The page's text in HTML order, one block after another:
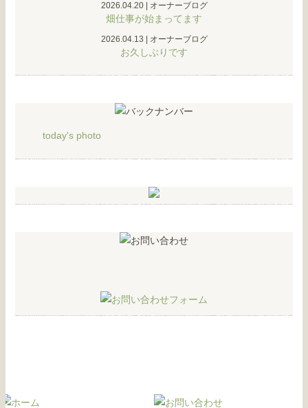
2026.04.20| オーナーブログ
畑仕事が始まってます
2026.04.13 オーナーブログ
お久しぶりです
today's photo